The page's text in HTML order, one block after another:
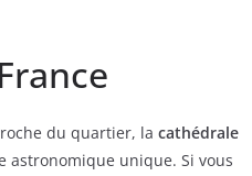
du quartier, la cathédrale
astronomique unique. Si vous